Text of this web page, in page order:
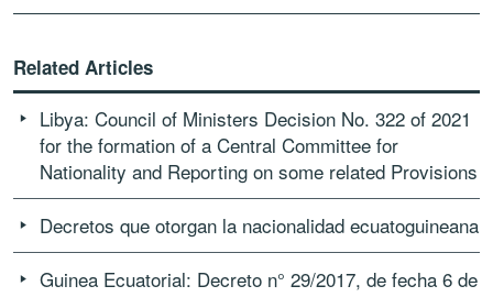
Related Articles
Libya: Council of Ministers Decision No. 322 of 2021
for the formation of a Central Committee for
Nationality and Reporting on some related Provisions
Decretos que otorgan la nacionalidad ecuatoguineana
Guinea Ecuatorial: Decreto n° 29/2017, de fecha 6 de